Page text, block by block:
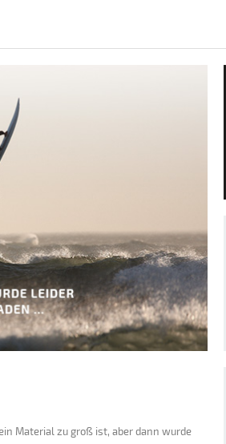
Material zu groß ist, aber dann wurde